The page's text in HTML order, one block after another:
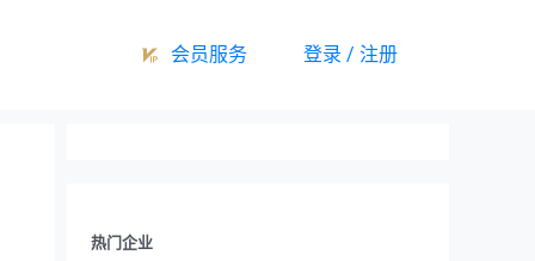
会员服务 登录 / 注册
热门企业